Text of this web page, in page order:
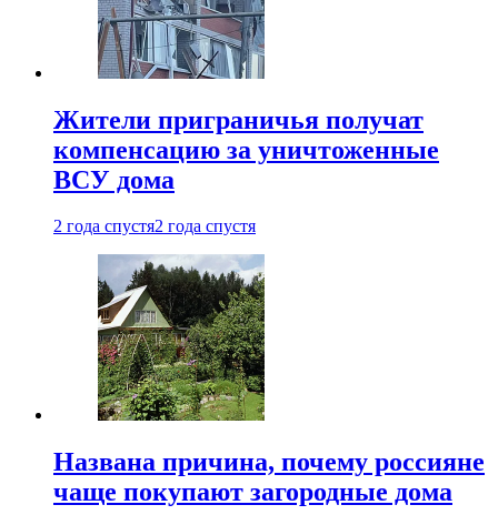
Жители приграничья получат
компенсацию за уничтоженные
ВСУ дома
2 года спустя2 года спустя
Названа причина, почему россияне
чаще покупают загородные дома